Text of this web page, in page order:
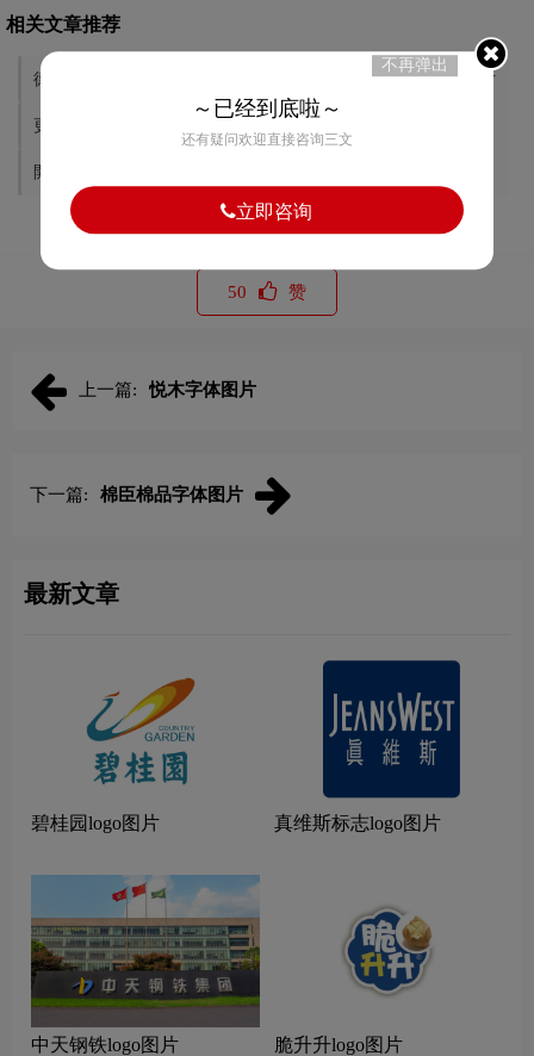
相关文章推荐
德玺见萩字体图片 鴬宿温泉源泉長栄館字体图片
更地 图书室字体图片
開飯 川食堂字体图片
50 赞
上一篇: 悦木字体图片
下一篇: 棉臣棉品字体图片
最新文章
碧桂园logo图片 真维斯标志logo图片
中天钢铁logo图片 脆升升logo图片
不再弹出
～已经到底啦～
还有疑问欢迎直接咨询三文
立即咨询